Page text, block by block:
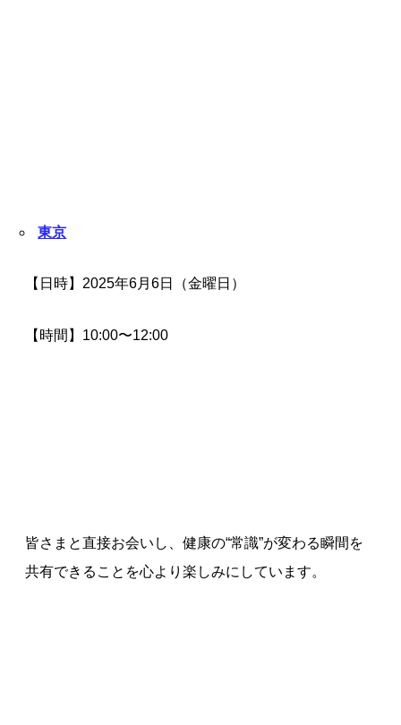
東京
【日時】2025年6月6日（金曜日）
【時間】10:00〜12:00
皆さまと直接お会いし、健康の“常識”が変わる瞬間を
共有できることを心より楽しみにしています。